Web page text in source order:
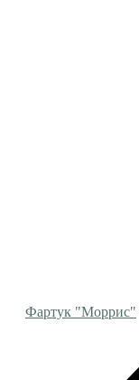
Фартук "Моррис"